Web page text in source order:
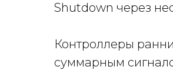
Shutdown через
Контроллеры
суммарным